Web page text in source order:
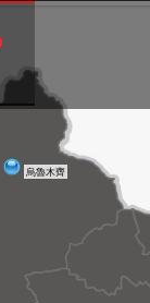
烏魯木齊